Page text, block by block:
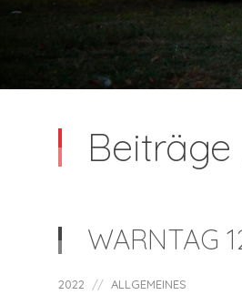
Beiträge
WARNTAG
2022 ALLGEMEINES